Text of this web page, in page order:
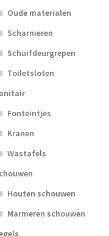
Oude materialen
Scharnieren
Schuifdeurgrepen
Toiletsloten
Fonteintjes
Kranen
Wastafels
Houten schouwen
Marmeren schouwen